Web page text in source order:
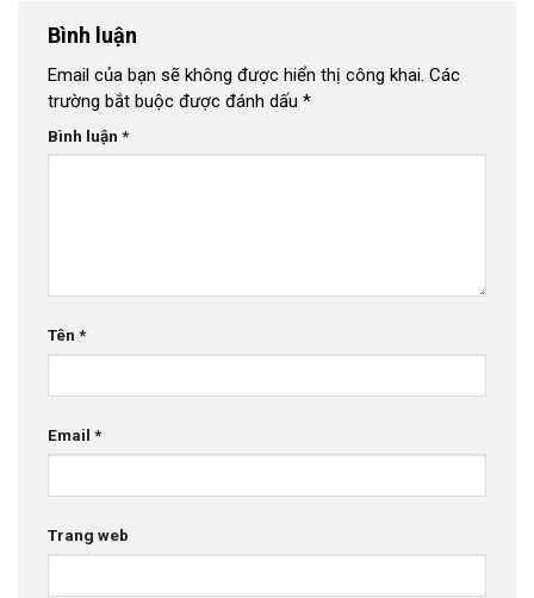
Bình luận
Email của bạn sẽ không được hiển thị công khai. Các
trường bắt buộc được đánh dấu *
Bình luận *
Tên *
Email *
Trang web